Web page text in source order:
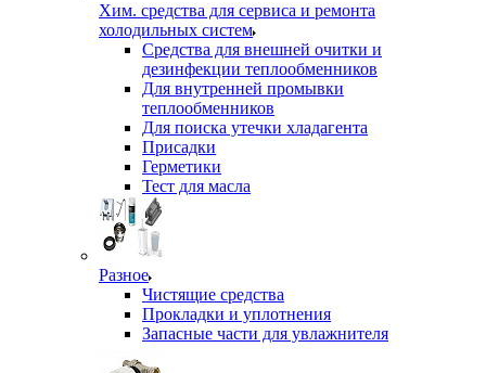
Хим. средства для сервиса и ремонта
холодильных систем
Средства для внешней очитки и
дезинфекции теплообменников
Для внутренней промывки
теплообменников
Для поиска утечки хладагента
Присадки
Герметики
Тест для масла
Разное
Чистящие средства
Прокладки и уплотнения
Запасные части для увлажнителя